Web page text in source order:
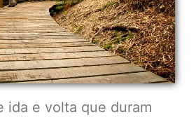
ida e volta que duram